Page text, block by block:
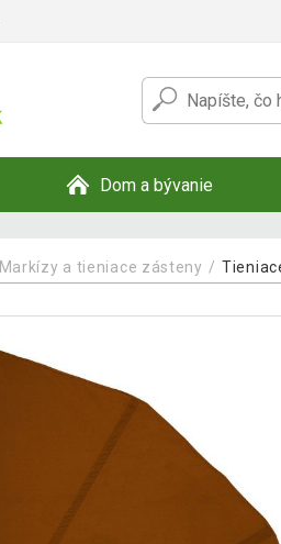
Dom a bývanie
Markízy a tieniace zásteny